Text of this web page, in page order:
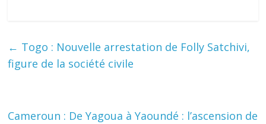
← Togo : Nouvelle arrestation de Folly Satchivi,
figure de la société civile
Cameroun : De Yagoua à Yaoundé : l’ascension de